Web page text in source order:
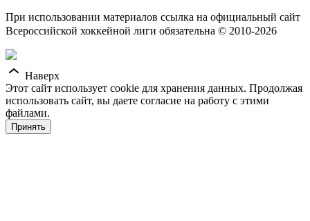
При использовании материалов ссылка на официальный сайт
Всероссийской хоккейной лиги обязательна © 2010-2026
Наверх
Этот сайт использует cookie для хранения данных. Продолжая
использовать сайт, вы даете согласие на работу с этими
файлами.
Принять